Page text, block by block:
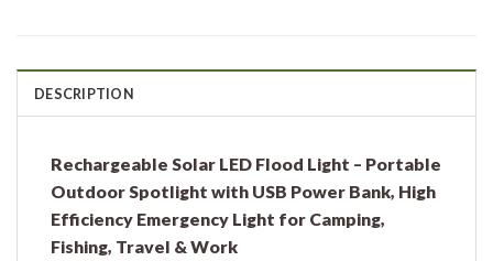
DESCRIPTION
Rechargeable Solar LED Flood Light – Portable
Outdoor Spotlight with USB Power Bank, High
Efficiency Emergency Light for Camping,
Fishing, Travel & Work